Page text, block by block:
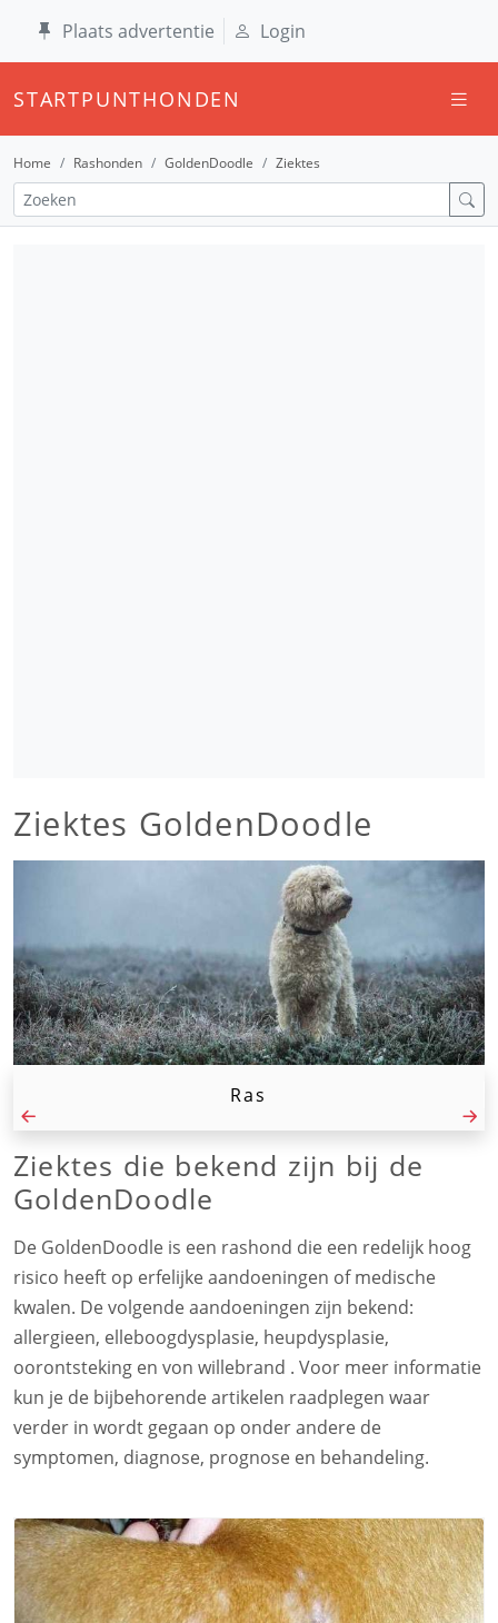
Plaats advertentie Login
STARTPUNTHONDEN
Home Rashonden GoldenDoodle Ziektes
Ziektes GoldenDoodle
Ras
Ziektes die bekend zijn bij de
GoldenDoodle
De GoldenDoodle is een rashond die een redelijk hoog
risico heeft op erfelijke aandoeningen of medische
kwalen. De volgende aandoeningen zijn bekend:
allergieen, elleboogdysplasie, heupdysplasie,
oorontsteking en von willebrand . Voor meer informatie
kun je de bijbehorende artikelen raadplegen waar
verder in wordt gegaan op onder andere de
symptomen, diagnose, prognose en behandeling.